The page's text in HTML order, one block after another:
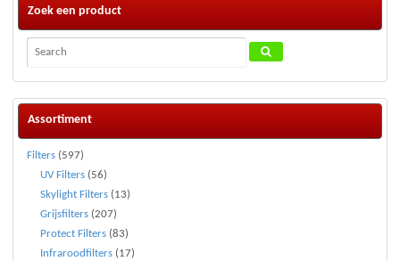
Zoek een product
Assortiment
Filters (597)
UV Filters (56)
Skylight Filters (13)
Grijsfilters (207)
Protect Filters (83)
Infraroodfilters (17)